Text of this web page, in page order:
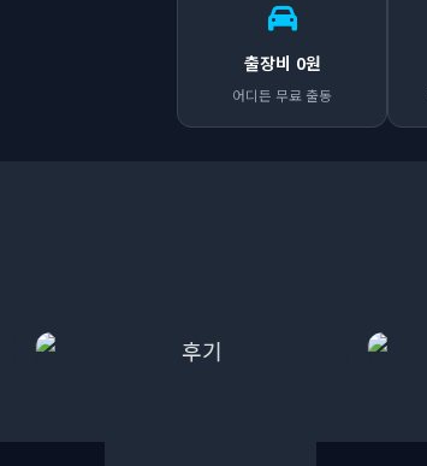
출장비 0원
어디든 무료 출동